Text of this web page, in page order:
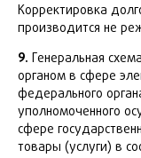
Корректировка
производится не
9. Генеральная
органом в сфере
федерального
уполномоченного
сфере
товары (услуги) в